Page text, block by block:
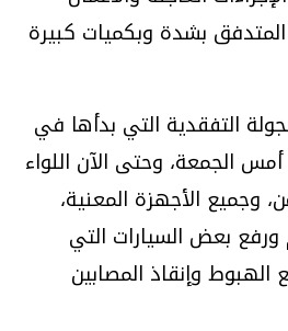
بشدة وبكميات كبيرة
التفقدية التي بدأها في
الجمعة، وحتى الآن اللواء
وجميع الأجهزة المعنية،
ورفع بعض السيارات التي
وإنقاذ المصابين